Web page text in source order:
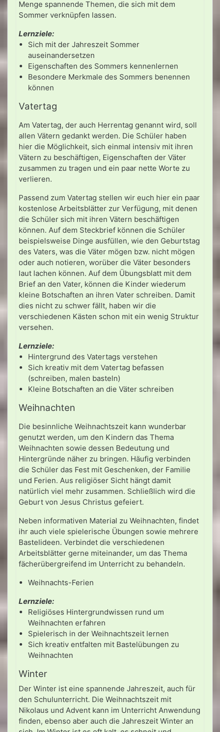
Menge spannende Themen, die sich mit dem
Sommer verknüpfen lassen.
Lernziele:
Sich mit der Jahreszeit Sommer
auseinandersetzen
Eigenschaften des Sommers kennenlernen
Besondere Merkmale des Sommers benennen
können
Vatertag
Am Vatertag, der auch Herrentag genannt wird, soll
allen Vätern gedankt werden. Die Schüler haben
hier die Möglichkeit, sich einmal intensiv mit ihren
Vätern zu beschäftigen, Eigenschaften der Väter
zusammen zu tragen und ein paar nette Worte zu
verlieren.
Passend zum Vatertag stellen wir euch hier ein paar
kostenlose Arbeitsblätter zur Verfügung, mit denen
die Schüler sich mit ihren Vätern beschäftigen
können. Auf dem Steckbrief können die Schüler
beispielsweise Dinge ausfüllen, wie den Geburtstag
des Vaters, was die Väter mögen bzw. nicht mögen
oder auch notieren, worüber die Väter besonders
laut lachen können. Auf dem Übungsblatt mit dem
Brief an den Vater, können die Kinder wiederum
kleine Botschaften an ihren Vater schreiben. Damit
dies nicht zu schwer fällt, haben wir die
verschiedenen Kästen schon mit ein wenig Struktur
versehen.
Lernziele:
Hintergrund des Vatertags verstehen
Sich kreativ mit dem Vatertag befassen
(schreiben, malen basteln)
Kleine Botschaften an die Väter schreiben
Weihnachten
Die besinnliche Weihnachtszeit kann wunderbar
genutzt werden, um den Kindern das Thema
Weihnachten sowie dessen Bedeutung und
Hintergründe näher zu bringen. Häufig verbinden
die Schüler das Fest mit Geschenken, der Familie
und Ferien. Aus religiöser Sicht hängt damit
natürlich viel mehr zusammen. Schließlich wird die
Geburt von Jesus Christus gefeiert.
Neben informativen Material zu Weihnachten, findet
ihr auch viele spielerische Übungen sowie mehrere
Bastelideen. Verbindet die verschiedenen
Arbeitsblätter gerne miteinander, um das Thema
fächerübergreifend im Unterricht zu behandeln.
Weihnachts-Ferien
Lernziele:
Religiöses Hintergrundwissen rund um
Weihnachten erfahren
Spielerisch in der Weihnachtszeit lernen
Sich kreativ entfalten mit Bastelübungen zu
Weihnachten
Winter
Der Winter ist eine spannende Jahreszeit, auch für
den Schulunterricht. Die Weihnachtszeit mit
Nikolaus und Advent kann im Unterricht Anwendung
finden, ebenso aber auch die Jahreszeit Winter an